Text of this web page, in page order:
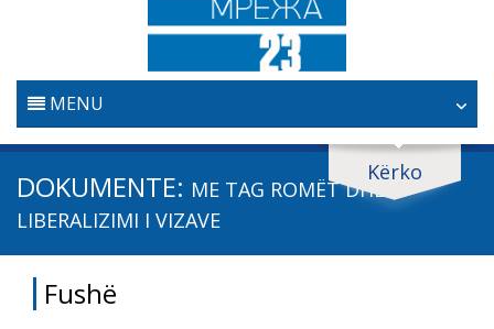
MENU
FILLESTARE
LUFTA KUNDËR KORRUPSIONIT
TË DREJTA THEMELORE
Kërko
Kërko dokumente
Kërko
Fushë / lëmi
DOKUMENTE: ME TAG ROMËT DHE
LIBERALIZIMI I VIZAVE
Fushë